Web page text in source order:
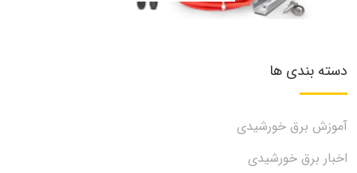
دسته بندی ها
آموزش برق خورشیدی
اخبار برق خورشیدی